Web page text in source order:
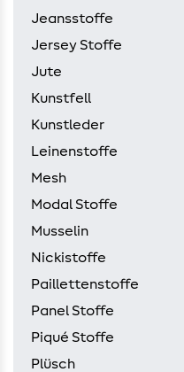
Jeansstoffe
Jersey Stoffe
Jute
Kunstfell
Kunstleder
Leinenstoffe
Mesh
Modal Stoffe
Musselin
Nickistoffe
Paillettenstoffe
Panel Stoffe
Piqué Stoffe
Plüsch